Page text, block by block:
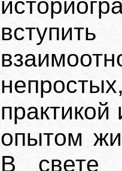
опытом
В свете